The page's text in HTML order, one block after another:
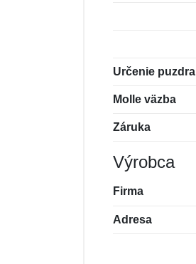
Určenie puzdra
Molle väzba
Záruka
Výrobca
Firma
Adresa